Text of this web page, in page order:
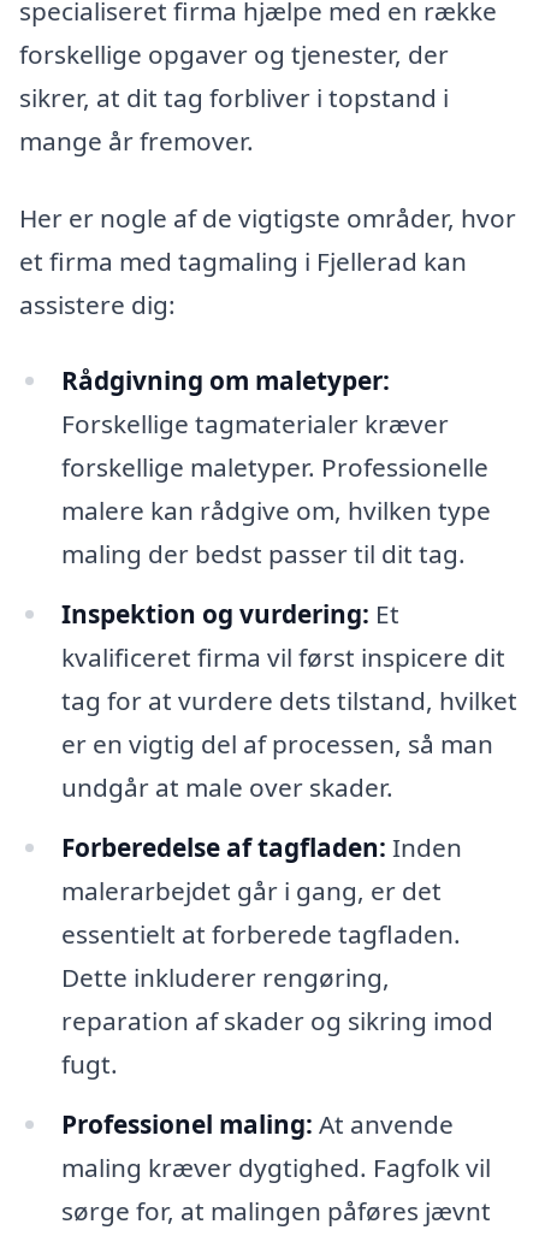
specialiseret firma hjælpe med en række
forskellige opgaver og tjenester, der
sikrer, at dit tag forbliver i topstand i
mange år fremover.
Her er nogle af de vigtigste områder, hvor
et firma med tagmaling i Fjellerad kan
assistere dig:
Rådgivning om maletyper:
Forskellige tagmaterialer kræver
forskellige maletyper. Professionelle
malere kan rådgive om, hvilken type
maling der bedst passer til dit tag.
Inspektion og vurdering: Et
kvalificeret firma vil først inspicere dit
tag for at vurdere dets tilstand, hvilket
er en vigtig del af processen, så man
undgår at male over skader.
Forberedelse af tagfladen: Inden
malerarbejdet går i gang, er det
essentielt at forberede tagfladen.
Dette inkluderer rengøring,
reparation af skader og sikring imod
fugt.
Professionel maling: At anvende
maling kræver dygtighed. Fagfolk vil
sørge for, at malingen påføres jævnt